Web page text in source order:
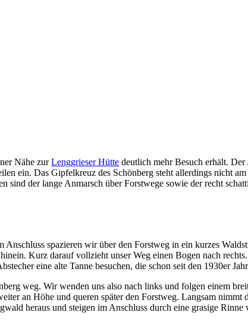
Nähe zurLenggrieser Hütte deutlich mehr Besuch erhält.
ein. Das Gipfelkreuz des Schönberg steht allerdings nicht
der lange Anmarsch über Forstwege sowie der recht
Anschluss spazieren wir über den Forstweg in ein kurzes
Kurz darauf vollzieht unser Weg einen Bogen nach
eine alte Tanne besuchen, die schon seit den 1930er
weg. Wir wenden uns also nach links und folgen einem
an Höhe und queren später den Forstweg. Langsam nimmt
heraus und steigen im Anschluss durch eine grasige Rinne